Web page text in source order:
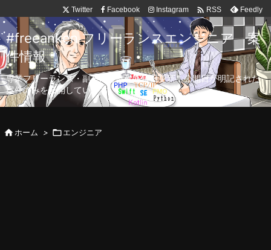
Twitter Facebook Instagram  RSS Feedly
#freeanken フリーランスエンジニア 案
件情報
専業フリーランス・副業向け案件を毎日更新！公開日が明記された
案件のみを公開しています。
ホーム > エンジニア